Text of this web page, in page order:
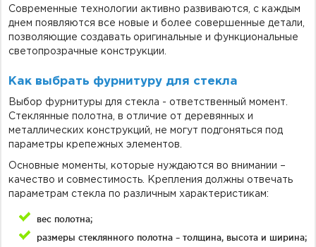
Современные технологии активно развиваются, с каждым
днем появляются все новые и более совершенные детали,
позволяющие создавать оригинальные и функциональные
светопрозрачные конструкции.
Как выбрать фурнитуру для стекла
Выбор фурнитуры для стекла - ответственный момент.
Стеклянные полотна, в отличие от деревянных и
металлических конструкций, не могут подгоняться под
параметры крепежных элементов.
Основные моменты, которые нуждаются во внимании –
качество и совместимость. Крепления должны отвечать
параметрам стекла по различным характеристикам:
вес полотна;
размеры стеклянного полотна – толщина, высота и ширина;